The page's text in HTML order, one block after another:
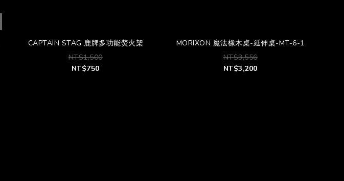
CAPTAIN STAG 鹿牌多功能焚火架
NT$1,500
NT$750
MORIXON 魔法橡木桌-延伸桌-MT-6-1
NT$3,556
NT$3,200